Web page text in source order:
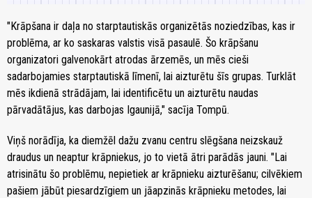
"Krāpšana ir daļa no starptautiskās organizētās noziedzības, kas ir
problēma, ar ko saskaras valstis visā pasaulē. Šo krāpšanu
organizatori galvenokārt atrodas ārzemēs, un mēs cieši
sadarbojamies starptautiskā līmenī, lai aizturētu šīs grupas. Turklāt
mēs ikdienā strādājam, lai identificētu un aizturētu naudas
pārvadātājus, kas darbojas Igaunijā," sacīja Tompū.
Viņš norādīja, ka diemžēl dažu zvanu centru slēgšana neizskauž
draudus un neaptur krāpniekus, jo to vietā ātri parādās jauni. "Lai
atrisinātu šo problēmu, nepietiek ar krāpnieku aizturēšanu; cilvēkiem
pašiem jābūt piesardzīgiem un jāapzinās krāpnieku metodes, lai